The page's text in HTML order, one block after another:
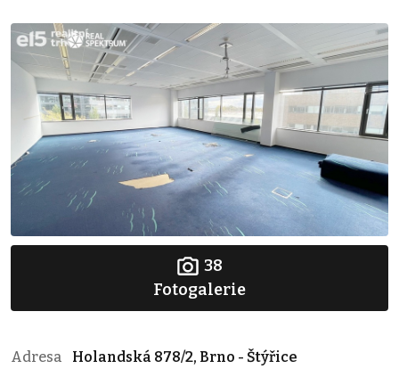
38
Fotogalerie
Adresa
Holandská 878/2, Brno - Štýřice